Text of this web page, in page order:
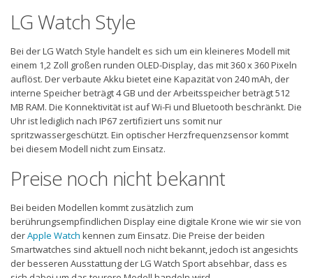
LG Watch Style
Bei der LG Watch Style handelt es sich um ein kleineres Modell mit
einem 1,2 Zoll großen runden OLED-Display, das mit 360 x 360 Pixeln
auflöst. Der verbaute Akku bietet eine Kapazität von 240 mAh, der
interne Speicher beträgt 4 GB und der Arbeitsspeicher beträgt 512
MB RAM. Die Konnektivität ist auf Wi-Fi und Bluetooth beschränkt. Die
Uhr ist lediglich nach IP67 zertifiziert uns somit nur
spritzwassergeschützt. Ein optischer Herzfrequenzsensor kommt
bei diesem Modell nicht zum Einsatz.
Preise noch nicht bekannt
Bei beiden Modellen kommt zusätzlich zum
berührungsempfindlichen Display eine digitale Krone wie wir sie von
derApple Watch kennen zum Einsatz. Die Preise der beiden
Smartwatches sind aktuell noch nicht bekannt, jedoch ist angesichts
der besseren Ausstattung der LG Watch Sport absehbar, dass es